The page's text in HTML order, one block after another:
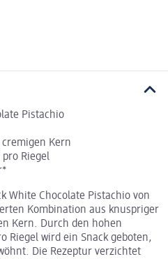
Pistachio
Kern
pro Riegel
White Chocolate Pistachio von
Kombination aus knuspriger
Kern. Durch den hohen
Riegel wird ein Snack geboten,
Die Rezeptur verzichtet